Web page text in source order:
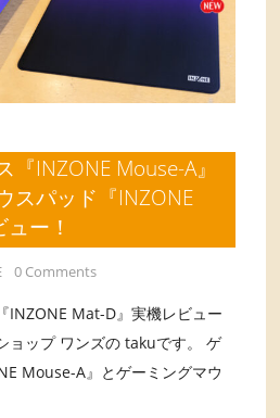
INZONE Mouse-A』
スパッド『INZONE
ー！
0 Comments
INZONE Mat-D』実機レビュー
ップ ワンズの takuです。 ゲ
Mouse-A』とゲーミングマウ